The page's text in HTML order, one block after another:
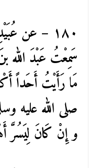
١٨٠ – عن
سَمِعْتُ عَبْدَ الله
مَا رَأَيْتُ أَحَداً
صلى الله عليه
و إِنْ كَانَ لِيَسُرَّ